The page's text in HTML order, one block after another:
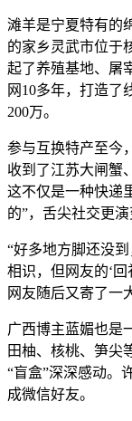
滩羊是宁夏特有的
的家乡灵武市位于
起了养殖基地、屠
网10多年，打造了
200万。
参与互换特产至今
收到了江苏大闸
这不仅是一种快递
的”，舌尖社交更
“好多地方脚还没
相识，但网友的‘
网友随后又寄了一
广西博主蓝媚也是
田柚、核桃、笋尖
“盲盒”深深感动。
成微信好友。